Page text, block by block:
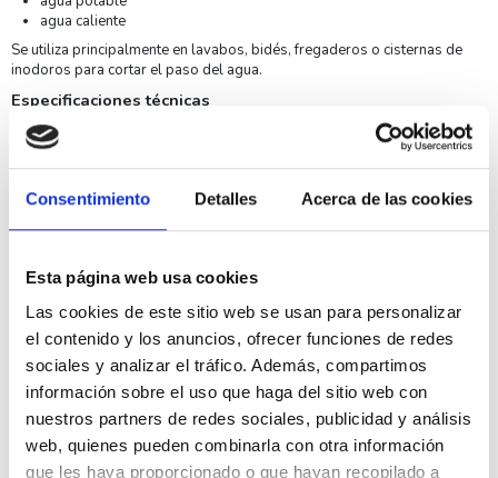
Consentimiento Detalles Acerca de las cookies
Esta página web usa cookies
Las cookies de este sitio web se usan para personalizar
el contenido y los anuncios, ofrecer funciones de redes
sociales y analizar el tráfico. Además, compartimos
información sobre el uso que haga del sitio web con
nuestros partners de redes sociales, publicidad y análisis
web, quienes pueden combinarla con otra información
que les haya proporcionado o que hayan recopilado a
agua caliente
Se utiliza principalmente en lavabos, bidés, fregaderos o cisternas de
inodoros para cortar el paso del agua.
Especificaciones técnicas
Máxima presión
Máxima temperatura
90°C
Rango de temperatura
-10°C +90°C
Eje
Latón (UNE-EN 12164 -12165)
Cierre eje
NBR
Mando
ABS / Zamak
Diámetro ( ØD )
3/8"
Diámetro ( Ød )
1/2"
Altura ( h )
46